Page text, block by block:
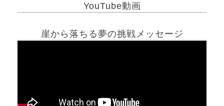
YouTube動画
崖から落ちる夢の挑戦メッセージ